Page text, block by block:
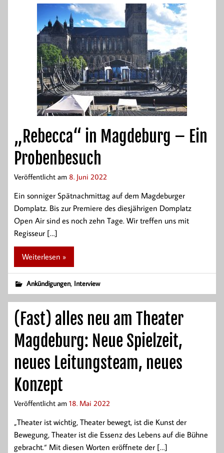
„Rebecca“ in Magdeburg – Ein
Probenbesuch
Veröffentlicht am 8. Juni 2022
Ein sonniger Spätnachmittag auf dem Magdeburger
Domplatz. Bis zur Premiere des diesjährigen Domplatz
Open Air sind es noch zehn Tage. Wir treffen uns mit
Regisseur […]
Weiterlesen »
Ankündigungen, Interview
(Fast) alles neu am Theater
Magdeburg: Neue Spielzeit,
neues Leitungsteam, neues
Konzept
Veröffentlicht am 18. Mai 2022
„Theater ist wichtig, Theater bewegt, ist die Kunst der
Bewegung, Theater ist die Essenz des Lebens auf die Bühne
gebracht.“ Mit diesen Worten eröffnete der […]